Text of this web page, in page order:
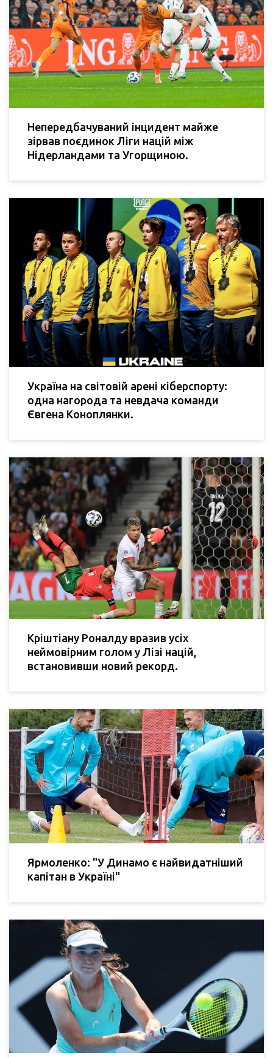
Непередбачуваний інцидент майже
зірвав поєдинок Ліги націй між
Нідерландами та Угорщиною.
Україна на світовій арені кіберспорту:
одна нагорода та невдача команди
Євгена Коноплянки.
Кріштіану Роналду вразив усіх
неймовірним голом у Лізі націй,
встановивши новий рекорд.
Ярмоленко: "У Динамо є найвидатніший
капітан в Україні"